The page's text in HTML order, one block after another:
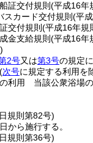
証交付規則 (平成16年
スカード交付規則 (平
交付規則 (平成16年規
金支給規則 (平成16年
2号又は第3号の規定
(次号に規定する利用を
利用 当該公衆浴場
規則第82号)
から施行する。
規則第36号)